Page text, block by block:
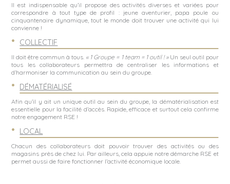
Il est indispensable qu’il propose des activités diverses et variées pour
correspondre à tout type de profil : jeune aventurier, papa poule ou
cinquantenaire dynamique, tout le monde doit trouver une activité qui lui
convienne !
COLLECTIF
Il doit être commun à tous. « 1 Groupe = 1 team = 1 outil ! »Un seul outil pour
tous les collaborateurs permettra de centraliser les informations et
d’harmoniser la communication au sein du groupe.
DÉMATÉRIALISÉ
Afin qu’il y ait un unique outil au sein du groupe, la dématérialisation est
essentielle pour la facilité d’accès. Rapide, efficace et surtout cela confirme
notre engagement RSE !
LOCAL
Chacun des collaborateurs doit pouvoir trouver des activités ou des
magasins près de chez lui. Par ailleurs, cela appuie notre démarche RSE et
permet aussi de faire fonctionner l’activité économique locale.